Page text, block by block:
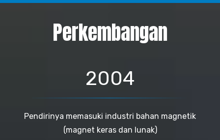
Perkembangan
2004
Pendirinya memasuki industri bahan magnetik
(magnet keras dan lunak)